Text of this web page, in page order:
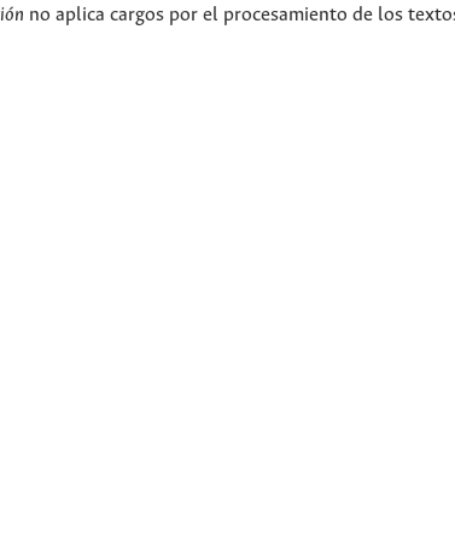
no aplica cargos por el procesamiento de los